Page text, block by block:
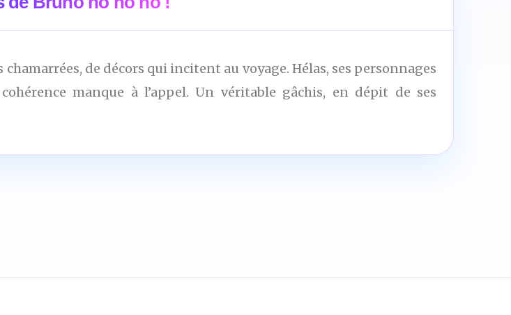
de décors qui incitent au voyage. Hélas, ses personnages
manque à l’appel. Un véritable gâchis, en dépit de ses